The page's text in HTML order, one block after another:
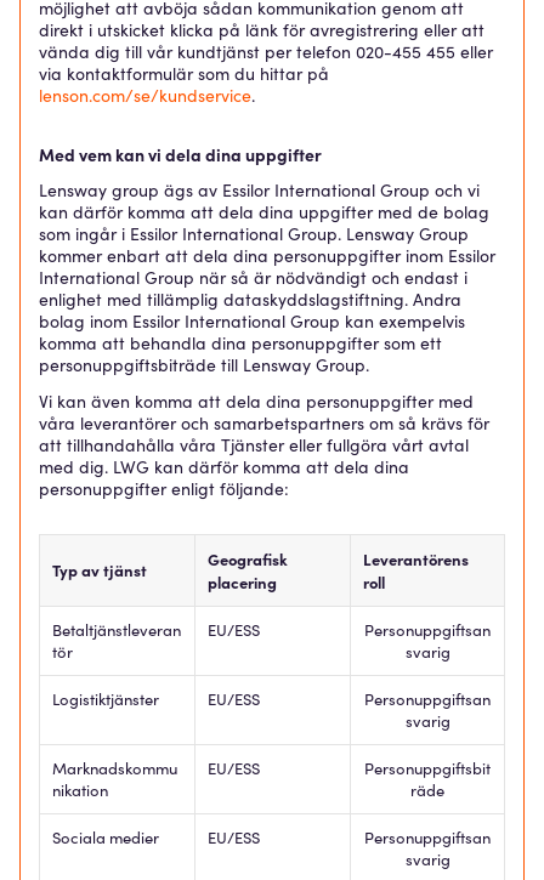
möjlighet att avböja sådan kommunikation genom att
direkt i utskicket klicka på länk för avregistrering eller att
vända dig till vår kundtjänst per telefon 020-455 455 eller
via kontaktformulär som du hittar på
lenson.com/se/kundservice.
Med vem kan vi dela dina uppgifter
Lensway group ägs av Essilor International Group och vi
kan därför komma att dela dina uppgifter med de bolag
som ingår i Essilor International Group. Lensway Group
kommer enbart att dela dina personuppgifter inom Essilor
International Group när så är nödvändigt och endast i
enlighet med tillämplig dataskyddslagstiftning. Andra
bolag inom Essilor International Group kan exempelvis
komma att behandla dina personuppgifter som ett
personuppgiftsbiträde till Lensway Group.
Vi kan även komma att dela dina personuppgifter med
våra leverantörer och samarbetspartners om så krävs för
att tillhandahålla våra Tjänster eller fullgöra vårt avtal
med dig. LWG kan därför komma att dela dina
personuppgifter enligt följande:
Typ av tjänst
Geografisk
placering
Leverantörens
roll
Betaltjänstleveran
tör
EU/ESS
Personuppgiftsan
svarig
Logistiktjänster EU/ESS
Personuppgiftsan
svarig
Marknadskommu
nikation
EU/ESS
Personuppgiftsbit
räde
Sociala medier EU/ESS
Personuppgiftsan
svarig